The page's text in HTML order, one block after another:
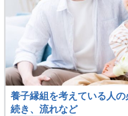
養子縁組を考えている人
続き、流れなど